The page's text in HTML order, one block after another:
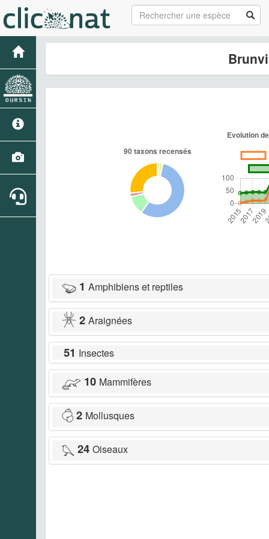
1 Amphibiens et reptiles
2 Araignées
51 Insectes
10 Mammifères
2 Mollusques
24 Oiseaux